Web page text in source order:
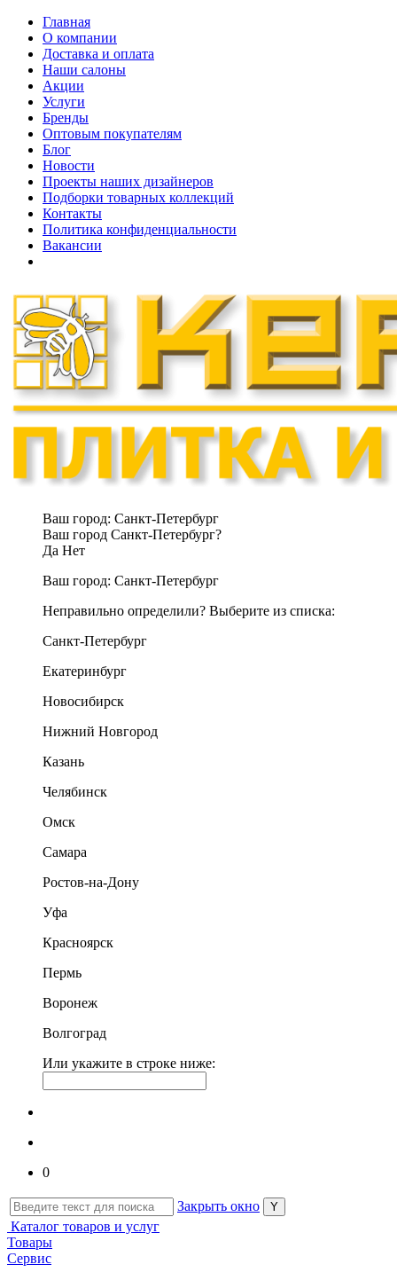
Главная
О компании
Доставка и оплата
Наши cалоны
Акции
Услуги
Бренды
Оптовым покупателям
Блог
Новости
Проекты наших дизайнеров
Подборки товарных коллекций
Контакты
Политика конфиденциальности
Вакансии
Ваш город: Санкт-Петербург
Ваш город Санкт-Петербург?
Да Нет
Ваш город: Санкт-Петербург
Неправильно определили? Выберите из списка:
Санкт-Петербург
Екатеринбург
Новосибирск
Нижний Новгород
Казань
Челябинск
Омск
Самара
Ростов-на-Дону
Уфа
Красноярск
Пермь
Воронеж
Волгоград
Или укажите в строке ниже:
0
Закрыть окно
Каталог товаров и услуг
Товары
Сервис